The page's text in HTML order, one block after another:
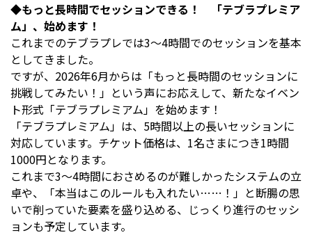
◆もっと長時間でセッションできる！ 「テブラプレミア
ム」、始めます！
これまでのテブラプレでは3～4時間でのセッションを基本
としてきました。
ですが、2026年6月からは「もっと長時間のセッションに
挑戦してみたい！」という声にお応えして、新たなイベン
ト形式「テブラプレミアム」を始めます！
「テブラプレミアム」は、5時間以上の長いセッションに
対応しています。チケット価格は、1名さまにつき1時間
1000円となります。
これまで3～4時間におさめるのが難しかったシステムの立
卓や、「本当はこのルールも入れたい……！」と断腸の思
いで削っていた要素を盛り込める、じっくり進行のセッシ
ョンも予定しています。